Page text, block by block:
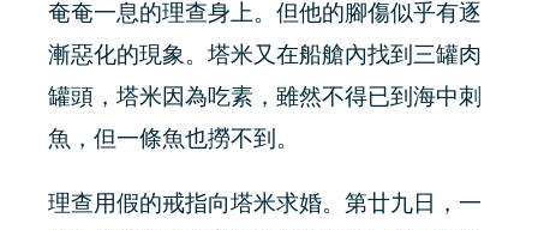
奄奄一息的理查身上。但他的腳傷似乎有逐
漸惡化的現象。塔米又在船艙內找到三罐肉
罐頭，塔米因為吃素，雖然不得已到海中刺
魚，但一條魚也撈不到。
理查用假的戒指向塔米求婚。第廿九日，一